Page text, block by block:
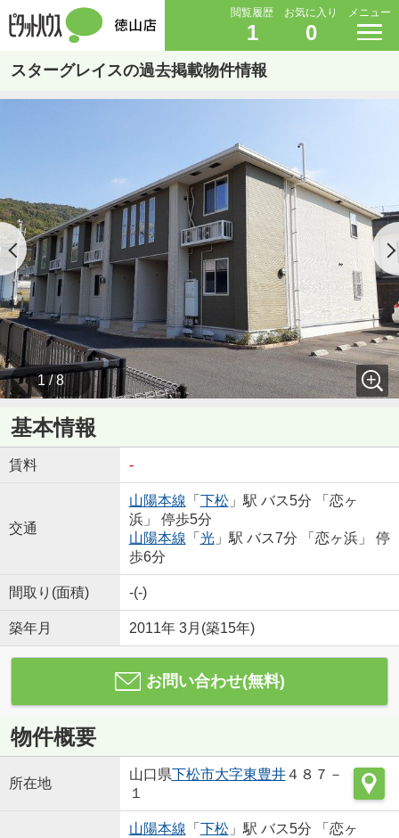
閲覧履歴
1
お気に入り
0
メニュー
スターグレイスの過去掲載物件情報
1 / 8
基本情報
賃料 -
交通
山陽本線 「 下松」駅 バス5分 「恋ヶ
浜」 停歩5分
山陽本線 「 光」駅 バス7分 「恋ヶ浜」 停
歩6分
間取り(面積) -(-)
築年月 2011年 3月(築15年)
お問い合わせ(無料)
物件概要
所在地
山口県下松市大字東豊井４８７－
１
山陽本線 「 下松」駅 バス5分 「恋ヶ